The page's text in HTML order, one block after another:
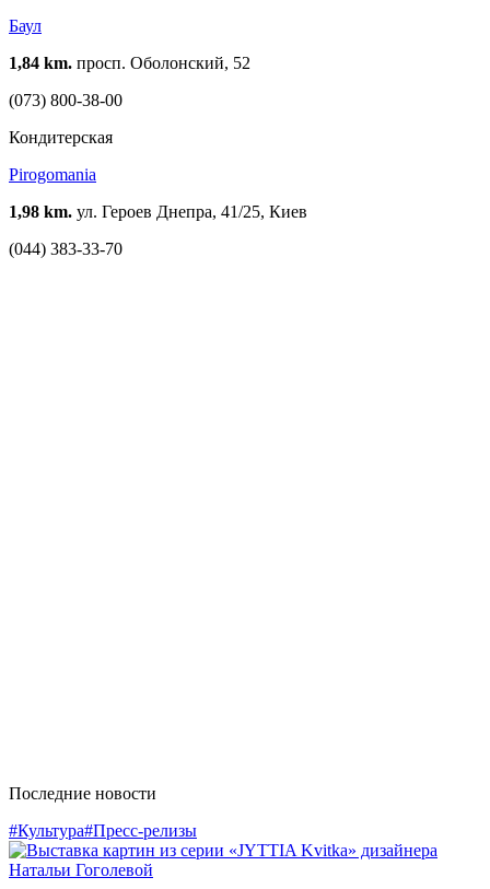
Баул
1,84 km. просп. Оболонский, 52
(073) 800-38-00
Кондитерская
Pirogomania
1,98 km. ул. Героев Днепра, 41/25, Киев
(044) 383-33-70
Последние новости
#Культура#Пресс-релизы